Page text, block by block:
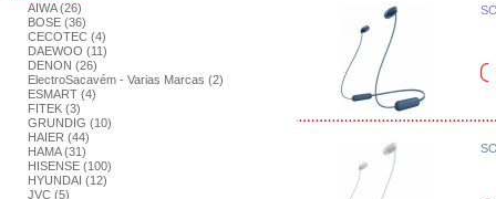
AIWA (26)
BOSE (36)
CECOTEC (4)
DAEWOO (11)
DENON (26)
ElectroSacavém - Varias Marcas (2)
ESMART (4)
FITEK (3)
GRUNDIG (10)
HAIER (44)
HAMA (31)
HISENSE (100)
HYUNDAI (12)
JVC (5)